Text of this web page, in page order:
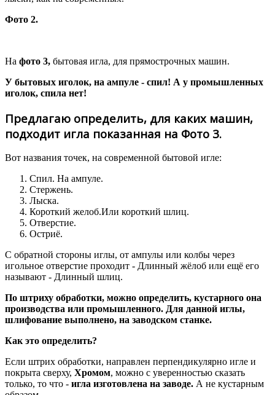
Фото 2.
На фото 3, бытовая игла, для прямострочных машин.
У бытовых иголок, на ампуле - спил! А у промышленных
иголок, спила нет!
Предлагаю определить, для каких машин,
подходит игла показанная на Фото 3.
Вот названия точек, на современной бытовой игле:
Спил. На ампуле.
Стержень.
Лыска.
Короткий желоб.Или короткий шлиц.
Отверстие.
Остриё.
С обратной стороны иглы, от ампулы или колбы через
игольное отверстие проходит - Длинный жёлоб или ещё его
называют - Длинный шлиц.
По штриху обработки, можно определить, кустарного она
производства или промышленного. Для данной иглы,
шлифование выполнено, на заводском станке.
Как это определить?
Если штрих обработки, направлен перпендикулярно игле и
покрыта сверху, Хромом, можно с уверенностью сказать
только, то что - игла изготовлена на заводе. А не кустарным